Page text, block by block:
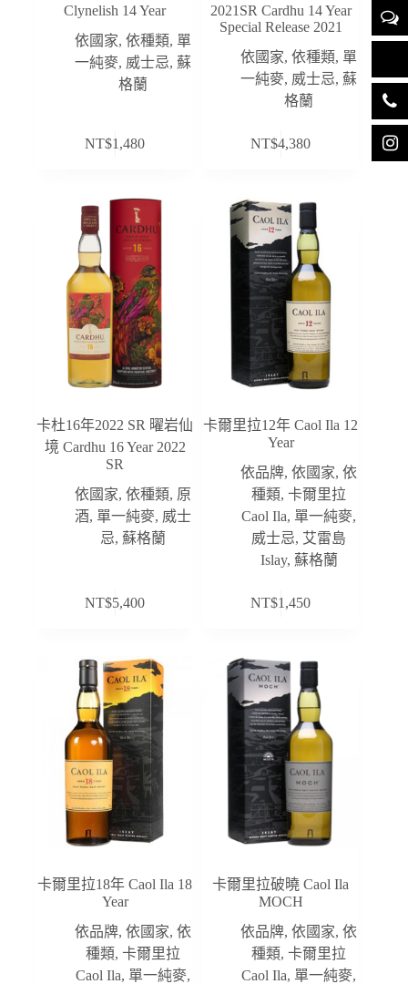
Clynelish 14 Year
依國家,依種類, 單
一純麥, 威士忌,蘇
格蘭
NT$1,480
2021SR Cardhu 14 Year
Special Release 2021
依國家,依種類, 單
一純麥, 威士忌,蘇
格蘭
NT$4,380
卡杜16年2022 SR 曜岩仙
境 Cardhu 16 Year 2022
SR
依國家,依種類, 原
酒, 單一純麥, 威士
忌,蘇格蘭
NT$5,400
卡爾里拉12年 Caol Ila 12
Year
依品牌,依國家,依
種類,卡爾里拉
Caol Ila, 單一純麥,
威士忌, 艾雷島
Islay, 蘇格蘭
NT$1,450
卡爾里拉18年 Caol Ila 18
Year
依品牌,依國家,依
種類,卡爾里拉
Caol Ila, 單一純麥,
卡爾里拉破曉 Caol Ila
MOCH
依品牌,依國家,依
種類,卡爾里拉
Caol Ila, 單一純麥,